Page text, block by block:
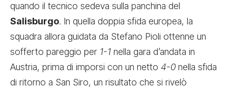
quando il tecnico sedeva sulla panchina del
Salisburgo. In quella doppia sfida europea, la
squadra allora guidata da Stefano Pioli ottenne un
sofferto pareggio per 1-1 nella gara d’andata in
Austria, prima di imporsi con un netto 4-0 nella sfida
di ritorno a San Siro, un risultato che si rivelò